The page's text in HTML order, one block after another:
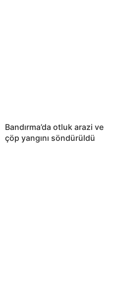
Bandırma’da otluk arazi ve
çöp yangını söndürüldü